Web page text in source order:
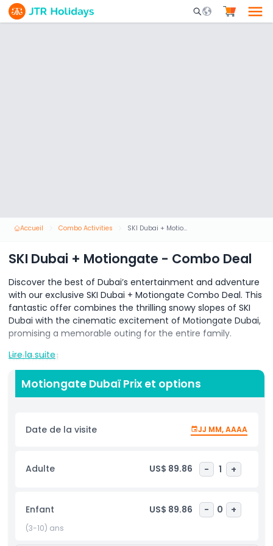
Mobile Search
Accueil Combo Activities SKI Dubai + Motiongate - Combo Deal
SKI Dubai + Motiongate - Combo Deal
Discover the best of Dubai’s entertainment and adventure
with our exclusive SKI Dubai + Motiongate Combo Deal. This
fantastic offer combines the thrilling snowy slopes of SKI
Dubai with the cinematic excitement of Motiongate Dubai,
promising a memorable outing for the entire family.
SKI Dubai
Escape to a winter wonderland at SKI Dubai, the Middle
East's first indoor ski resort, located in the Mall of the
Emirates. Enjoy a variety of snow-filled activities, from skiing
Meet the adorable penguins, explore the snow cavern, or
take a ride on the chairlift for stunning views of the snowy
the heart of the desert.
Step into the world of movies at Motiongate Dubai, the
largest Hollywood-inspired theme park in the region. Explore
themed zones featuring your favorite characters from
DreamWorks Animation, Columbia Pictures, and Lionsgate.
Lire la suite
Motiongate Dubaï Prix et options
Date de la visite JJ MM, AAAA
Adulte US$ 89.86 - 1 +
Enfant US$ 89.86 - 0 +
(3-10) ans